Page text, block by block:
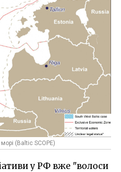
(Baltic SCOPE)
у РФ вже "волоси